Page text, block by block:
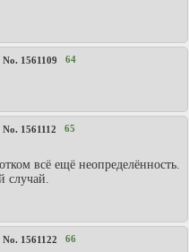
No. 1561109 64
No. 1561112 65
всё ещё неопределённость.
случай.
No. 1561122 66